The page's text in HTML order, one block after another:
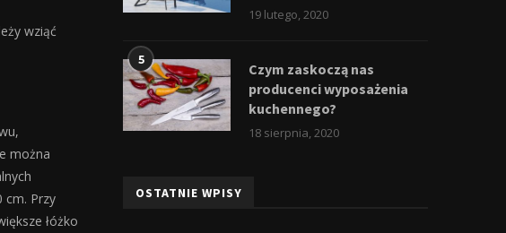
wziąć
można
cm. Przy
łóżko
19 lutego, 2020
5
Czym zaskoczą nas
producenci wyposażenia
kuchennego?
18 sierpnia, 2020
OSTATNIE WPISY